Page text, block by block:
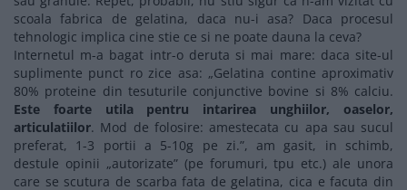
scoala fabrica de gelatina, daca nu-i asa? Daca procesul
tehnologic implica cine stie ce si ne poate dauna la ceva?
Internetul m-a bagat intr-o deruta si mai mare: daca site-ul
suplimente punct ro zice asa: „Gelatina contine aproximativ
80% proteine din tesuturile conjunctive bovine si 8% calciu.
Este foarte utila pentru intarirea unghiilor, oaselor,
articulatiilor. Mod de folosire: amestecata cu apa sau sucul
preferat, 1-3 portii a 5-10g pe zi.”, am gasit, in schimb,
destule opinii „autorizate” (pe forumuri, tpu etc.) ale unora
care se scutura de scarba fata de gelatina, cica e facuta din